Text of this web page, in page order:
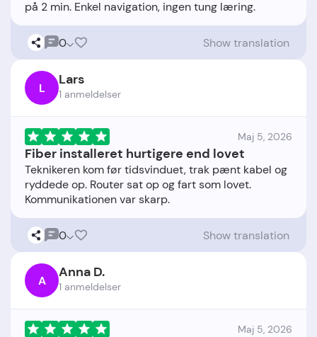
0 Show translation
L Lars
1 anmeldelser
Maj 5, 2026
Fiber installeret hurtigere end lovet
Teknikeren kom før tidsvinduet, trak pænt kabel og
ryddede op. Router sat op og fart som lovet.
0 Show translation
A Anna D.
1 anmeldelser
Maj 5, 2026